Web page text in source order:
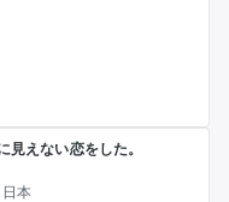
えない恋をした。
本